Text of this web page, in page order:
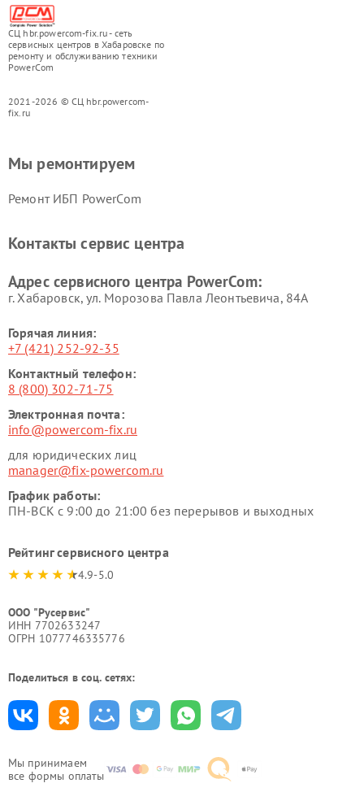
СЦ hbr.powercom-fix.ru - сеть
сервисных центров в Хабаровске по
ремонту и обслуживанию техники
PowerCom
2021-2026 © СЦ hbr.powercom-
fix.ru
Мы принимаем
все формы оплаты
Мы ремонтируем
Ремонт ИБП PowerCom
Контакты сервис центра
Адрес сервисного центра PowerCom:
г. Хабаровск, ул. Морозова Павла Леонтьевича, 84А
Горячая линия:
+7 (421) 252-92-35
Контактный телефон:
8 (800) 302-71-75
Электронная почта:
info@powercom-fix.ru
для юридических лиц
manager@fix-powercom.ru
График работы:
ПН-ВСК с 9:00 до 21:00 без перерывов и выходных
Рейтинг сервисного центра
4.9-5.0
ООО "Русервис"
ИНН 7702633247
ОГРН 1077746335776
Поделиться в соц. сетях: